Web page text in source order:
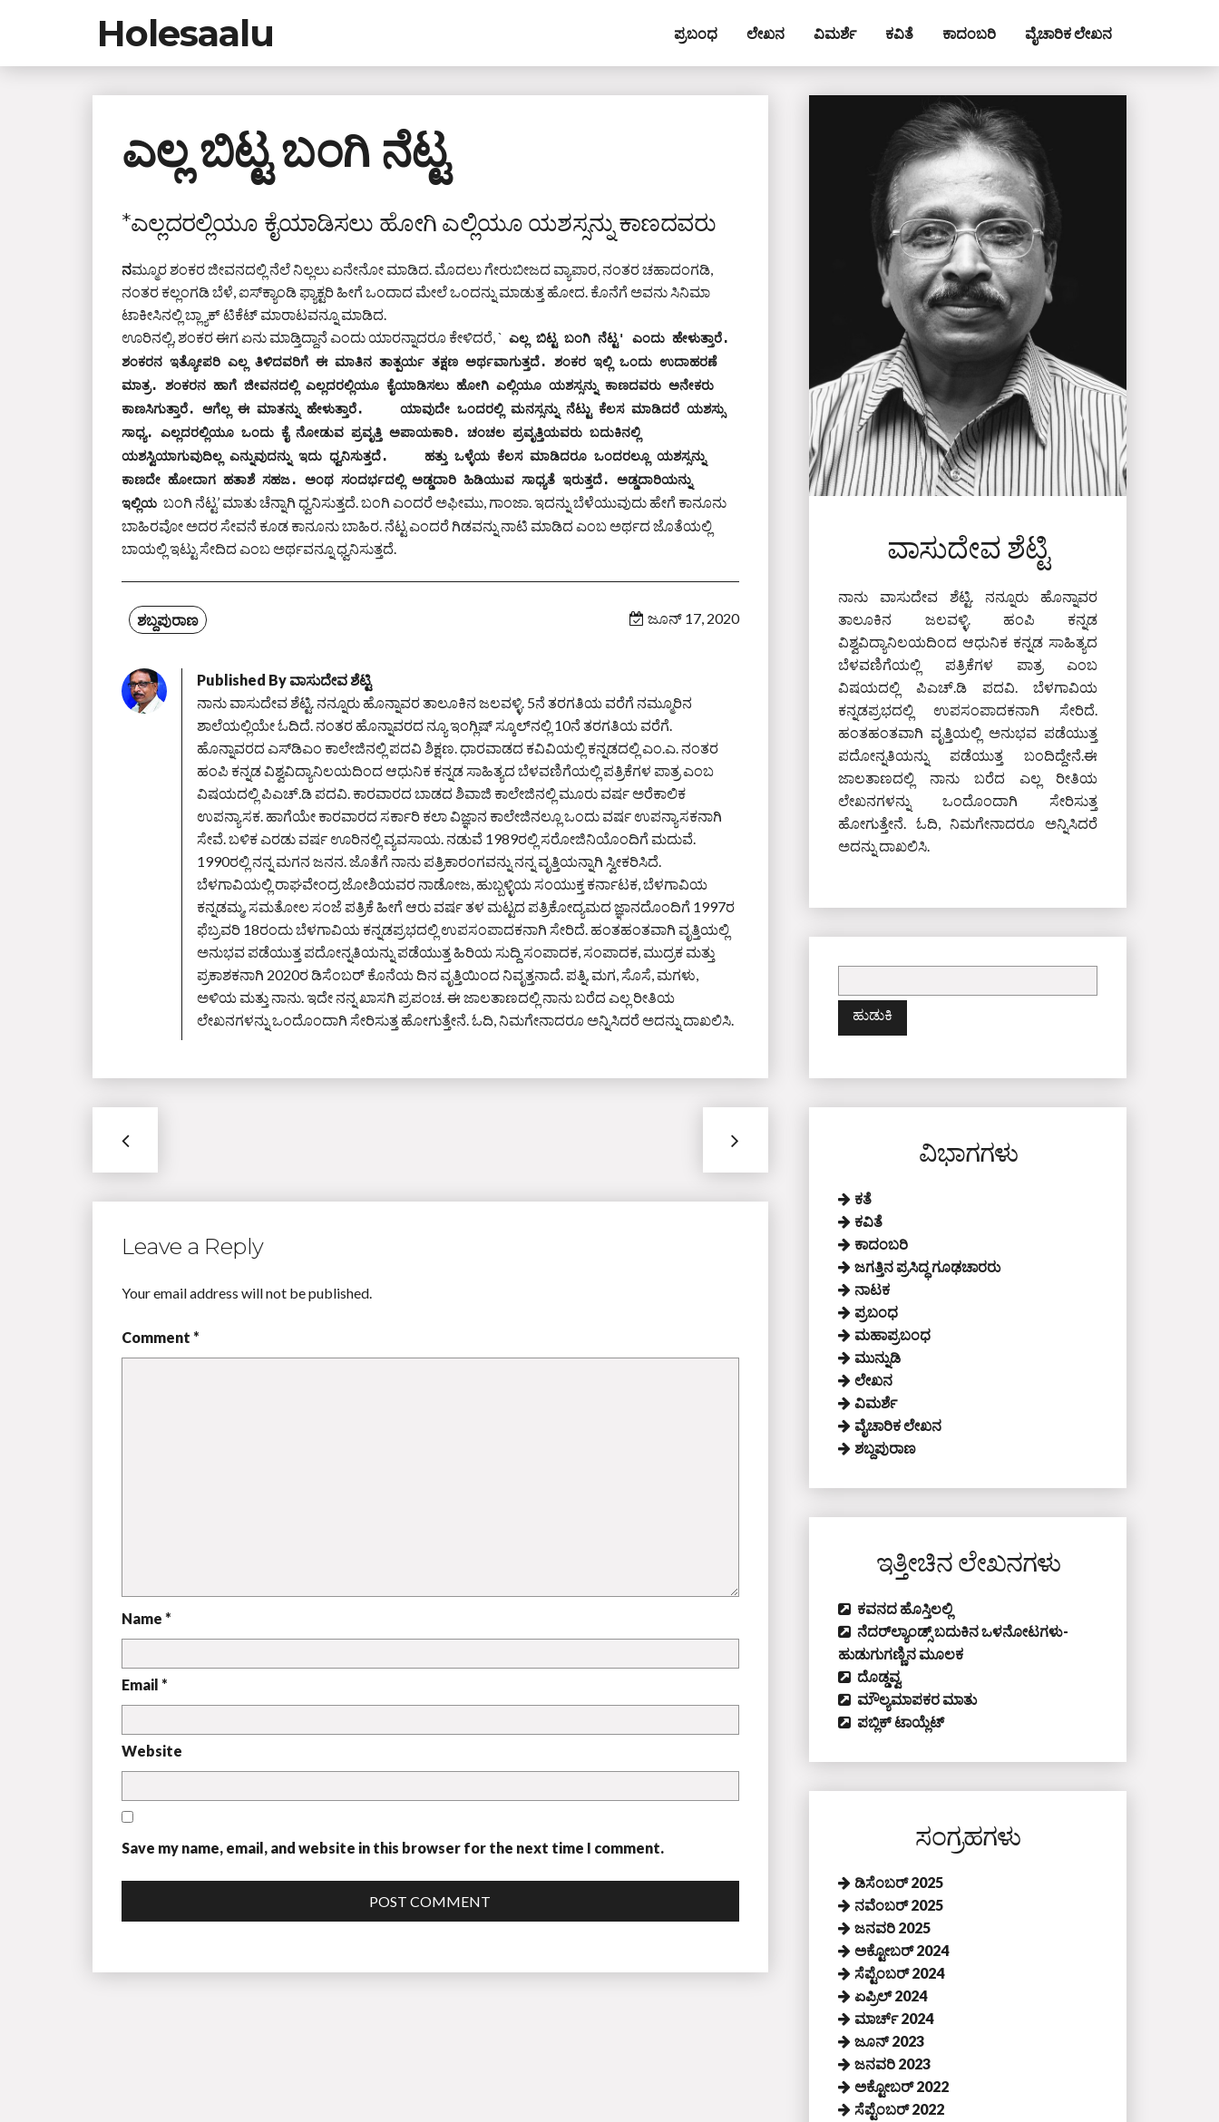
Holesaalu ಪ್ರಬಂಧ ಲೇಖನ ವಿಮರ್ಶೆ ಕವಿತೆ ಕಾದಂಬರಿ ವೈಚಾರಿಕ ಲೇಖನ
ಎಲ್ಲ ಬಿಟ್ಟ ಬಂಗಿ ನೆಟ್ಟ
*ಎಲ್ಲದರಲ್ಲಿಯೂ ಕೈಯಾಡಿಸಲು ಹೋಗಿ ಎಲ್ಲಿಯೂ ಯಶಸ್ಸನ್ನು ಕಾಣದವರು
ನಮ್ಮೂರ ಶಂಕರ ಜೀವನದಲ್ಲಿ ನೆಲೆ ನಿಲ್ಲಲು ಏನೇನೋ ಮಾಡಿದ. ಮೊದಲು ಗೇರುಬೀಜದ ವ್ಯಾಪಾರ, ನಂತರ ಚಹಾದಂಗಡಿ,
ನಂತರ ಕಲ್ಲಂಗಡಿ ಬೆಳೆ, ಐಸ್‌ಕ್ಯಾಂಡಿ ಫ್ಯಾಕ್ಟರಿ ಹೀಗೆ ಒಂದಾದ ಮೇಲೆ ಒಂದನ್ನು ಮಾಡುತ್ತ ಹೋದ. ಕೊನೆಗೆ ಅವನು ಸಿನಿಮಾ
ಟಾಕೀಸಿನಲ್ಲಿ ಬ್ಲ್ಯಾಕ್‌ ಟಿಕೆಟ್‌ ಮಾರಾಟವನ್ನೂ ಮಾಡಿದ.
ಊರಿನಲ್ಲಿ, ಶಂಕರ ಈಗ ಏನು ಮಾಡ್ತಿದ್ದಾನೆ ಎಂದು ಯಾರನ್ನಾದರೂ ಕೇಳಿದರೆ, ` ಎಲ್ಲ ಬಿಟ್ಟ ಬಂಗಿ ನೆಟ್ಟ' ಎಂದು ಹೇಳುತ್ತಾರೆ.
ಶಂಕರನ ಇತ್ಯೋಪರಿ ಎಲ್ಲ ತಿಳಿದವರಿಗೆ ಈ ಮಾತಿನ ತಾತ್ಪರ್ಯ ತಕ್ಷಣ ಅರ್ಥವಾಗುತ್ತದೆ. ಶಂಕರ ಇಲ್ಲಿ ಒಂದು ಉದಾಹರಣೆ
ಮಾತ್ರ. ಶಂಕರನ ಹಾಗೆ ಜೀವನದಲ್ಲಿ ಎಲ್ಲದರಲ್ಲಿಯೂ ಕೈಯಾಡಿಸಲು ಹೋಗಿ ಎಲ್ಲಿಯೂ ಯಶಸ್ಸನ್ನು ಕಾಣದವರು ಅನೇಕರು
ಕಾಣಸಿಗುತ್ತಾರೆ. ಆಗೆಲ್ಲ ಈ ಮಾತನ್ನು ಹೇಳುತ್ತಾರೆ.     ಯಾವುದೇ ಒಂದರಲ್ಲಿ ಮನಸ್ಸನ್ನು ನೆಟ್ಟು ಕೆಲಸ ಮಾಡಿದರೆ ಯಶಸ್ಸು
ಸಾಧ್ಯ. ಎಲ್ಲದರಲ್ಲಿಯೂ ಒಂದು ಕೈ ನೋಡುವ ಪ್ರವೃತ್ತಿ ಅಪಾಯಕಾರಿ. ಚಂಚಲ ಪ್ರವೃತ್ತಿಯವರು ಬದುಕಿನಲ್ಲಿ
ಯಶಸ್ವಿಯಾಗುವುದಿಲ್ಲ ಎನ್ನುವುದನ್ನು ಇದು ಧ್ವನಿಸುತ್ತದೆ.     ಹತ್ತು ಒಳ್ಳೆಯ ಕೆಲಸ ಮಾಡಿದರೂ ಒಂದರಲ್ಲೂ ಯಶಸ್ಸನ್ನು
ಕಾಣದೇ ಹೋದಾಗ ಹತಾಶೆ ಸಹಜ. ಅಂಥ ಸಂದರ್ಭದಲ್ಲಿ ಅಡ್ಡದಾರಿ ಹಿಡಿಯುವ ಸಾಧ್ಯತೆ ಇರುತ್ತದೆ. ಅಡ್ಡದಾರಿಯನ್ನು
ಇಲ್ಲಿಯ ಬಂಗಿ ನೆಟ್ಟ’ ಮಾತು ಚೆನ್ನಾಗಿ ಧ್ವನಿಸುತ್ತದೆ. ಬಂಗಿ ಎಂದರೆ ಅಫೀಮು, ಗಾಂಜಾ. ಇದನ್ನು ಬೆಳೆಯುವುದು ಹೇಗೆ ಕಾನೂನು
ಬಾಹಿರವೋ ಅದರ ಸೇವನೆ ಕೂಡ ಕಾನೂನು ಬಾಹಿರ. ನೆಟ್ಟ ಎಂದರೆ ಗಿಡವನ್ನು ನಾಟಿ ಮಾಡಿದ ಎಂಬ ಅರ್ಥದ ಜೊತೆಯಲ್ಲಿ
ಬಾಯಲ್ಲಿ ಇಟ್ಟು ಸೇದಿದ ಎಂಬ ಅರ್ಥವನ್ನೂ ಧ್ವನಿಸುತ್ತದೆ.
ಶಬ್ದಪುರಾಣ ಜೂನ್ 17, 2020
Published By ವಾಸುದೇವ ಶೆಟ್ಟಿ
ನಾನು ವಾಸುದೇವ ಶೆಟ್ಟಿ. ನನ್ನೂರು ಹೊನ್ನಾವರ ತಾಲೂಕಿನ ಜಲವಳ್ಳಿ. 5ನೆ ತರಗತಿಯ ವರೆಗೆ ನಮ್ಮೂರಿನ
ಶಾಲೆಯಲ್ಲಿಯೇ ಓದಿದೆ. ನಂತರ ಹೊನ್ನಾವರದ ನ್ಯೂ ಇಂಗ್ಲಿಷ್ ಸ್ಕೂಲ್‌ನಲ್ಲಿ 10ನೆ ತರಗತಿಯ ವರೆಗೆ.
ಹೊನ್ನಾವರದ ಎಸ್‌ಡಿಎಂ ಕಾಲೇಜಿನಲ್ಲಿ ಪದವಿ ಶಿಕ್ಷಣ. ಧಾರವಾಡದ ಕವಿವಿಯಲ್ಲಿ ಕನ್ನಡದಲ್ಲಿ ಎಂ.ಎ. ನಂತರ
ಹಂಪಿ ಕನ್ನಡ ವಿಶ್ವವಿದ್ಯಾನಿಲಯದಿಂದ ಆಧುನಿಕ ಕನ್ನಡ ಸಾಹಿತ್ಯದ ಬೆಳವಣಿಗೆಯಲ್ಲಿ ಪತ್ರಿಕೆಗಳ ಪಾತ್ರ ಎಂಬ
ವಿಷಯದಲ್ಲಿ ಪಿಎಚ್‌.ಡಿ ಪದವಿ. ಕಾರವಾರದ ಬಾಡದ ಶಿವಾಜಿ ಕಾಲೇಜಿನಲ್ಲಿ ಮೂರು ವರ್ಷ ಅರೆಕಾಲಿಕ
ಉಪನ್ಯಾಸಕ. ಹಾಗೆಯೇ ಕಾರವಾರದ ಸರ್ಕಾರಿ ಕಲಾ ವಿಜ್ಞಾನ ಕಾಲೇಜಿನಲ್ಲೂ ಒಂದು ವರ್ಷ ಉಪನ್ಯಾಸಕನಾಗಿ
ಸೇವೆ. ಬಳಿಕ ಎರಡು ವರ್ಷ ಊರಿನಲ್ಲಿ ವ್ಯವಸಾಯ. ನಡುವೆ 1989ರಲ್ಲಿ ಸರೋಜಿನಿಯೊಂದಿಗೆ ಮದುವೆ.
1990ರಲ್ಲಿ ನನ್ನ ಮಗನ ಜನನ. ಜೊತೆಗೆ ನಾನು ಪತ್ರಿಕಾರಂಗವನ್ನು ನನ್ನ ವೃತ್ತಿಯನ್ನಾಗಿ ಸ್ವೀಕರಿಸಿದೆ.
ಬೆಳಗಾವಿಯಲ್ಲಿ ರಾಘವೇಂದ್ರ ಜೋಶಿಯವರ ನಾಡೋಜ, ಹುಬ್ಬಳ್ಳಿಯ ಸಂಯುಕ್ತ ಕರ್ನಾಟಕ, ಬೆಳಗಾವಿಯ
ಕನ್ನಡಮ್ಮ, ಸಮತೋಲ ಸಂಜೆ ಪತ್ರಿಕೆ ಹೀಗೆ ಆರು ವರ್ಷ ತಳ ಮಟ್ಟದ ಪತ್ರಿಕೋದ್ಯಮದ ಜ್ಞಾನದೊಂದಿಗೆ 1997ರ
ಫೆಬ್ರವರಿ 18ರಂದು ಬೆಳಗಾವಿಯ ಕನ್ನಡಪ್ರಭದಲ್ಲಿ ಉಪಸಂಪಾದಕನಾಗಿ ಸೇರಿದೆ. ಹಂತಹಂತವಾಗಿ ವೃತ್ತಿಯಲ್ಲಿ
ಅನುಭವ ಪಡೆಯುತ್ತ ಪದೋನ್ನತಿಯನ್ನು ಪಡೆಯುತ್ತ ಹಿರಿಯ ಸುದ್ದಿ ಸಂಪಾದಕ, ಸಂಪಾದಕ, ಮುದ್ರಕ ಮತ್ತು
ಪ್ರಕಾಶಕನಾಗಿ 2020ರ ಡಿಸೆಂಬರ್‌ ಕೊನೆಯ ದಿನ ವೃತ್ತಿಯಿಂದ ನಿವೃತ್ತನಾದೆ. ಪತ್ನಿ, ಮಗ, ಸೊಸೆ, ಮಗಳು,
ಅಳಿಯ ಮತ್ತು ನಾನು. ಇದೇ ನನ್ನ ಖಾಸಗಿ ಪ್ರಪಂಚ. ಈ ಜಾಲತಾಣದಲ್ಲಿ ನಾನು ಬರೆದ ಎಲ್ಲ ರೀತಿಯ
ಲೇಖನಗಳನ್ನು ಒಂದೊಂದಾಗಿ ಸೇರಿಸುತ್ತ ಹೋಗುತ್ತೇನೆ. ಓದಿ, ನಿಮಗೇನಾದರೂ ಅನ್ನಿಸಿದರೆ ಅದನ್ನು ದಾಖಲಿಸಿ.
Leave a Reply
Your email address will not be published.
Comment *
Name *
Email *
Website
Save my name, email, and website in this browser for the next time I comment.
POST COMMENT
ವಾಸುದೇವ ಶೆಟ್ಟಿ
ನಾನು ವಾಸುದೇವ ಶೆಟ್ಟಿ. ನನ್ನೂರು ಹೊನ್ನಾವರ
ತಾಲೂಕಿನ ಜಲವಳ್ಳಿ. ಹಂಪಿ ಕನ್ನಡ
ವಿಶ್ವವಿದ್ಯಾನಿಲಯದಿಂದ ಆಧುನಿಕ ಕನ್ನಡ ಸಾಹಿತ್ಯದ
ಬೆಳವಣಿಗೆಯಲ್ಲಿ ಪತ್ರಿಕೆಗಳ ಪಾತ್ರ ಎಂಬ
ವಿಷಯದಲ್ಲಿ ಪಿಎಚ್‌.ಡಿ ಪದವಿ. ಬೆಳಗಾವಿಯ
ಕನ್ನಡಪ್ರಭದಲ್ಲಿ ಉಪಸಂಪಾದಕನಾಗಿ ಸೇರಿದೆ.
ಹಂತಹಂತವಾಗಿ ವೃತ್ತಿಯಲ್ಲಿ ಅನುಭವ ಪಡೆಯುತ್ತ
ಪದೋನ್ನತಿಯನ್ನು ಪಡೆಯುತ್ತ ಬಂದಿದ್ದೇನೆ.ಈ
ಜಾಲತಾಣದಲ್ಲಿ ನಾನು ಬರೆದ ಎಲ್ಲ ರೀತಿಯ
ಲೇಖನಗಳನ್ನು ಒಂದೊಂದಾಗಿ ಸೇರಿಸುತ್ತ
ಹೋಗುತ್ತೇನೆ. ಓದಿ, ನಿಮಗೇನಾದರೂ ಅನ್ನಿಸಿದರೆ
ಅದನ್ನು ದಾಖಲಿಸಿ.
ಹುಡುಕಿ:
ವಿಭಾಗಗಳು
ಕತೆ
ಕವಿತೆ
ಕಾದಂಬರಿ
ಜಗತ್ತಿನ ಪ್ರಸಿದ್ಧ ಗೂಢಚಾರರು
ನಾಟಕ
ಪ್ರಬಂಧ
ಮಹಾಪ್ರಬಂಧ
ಮುನ್ನುಡಿ
ಲೇಖನ
ವಿಮರ್ಶೆ
ವೈಚಾರಿಕ ಲೇಖನ
ಶಬ್ದಪುರಾಣ
ಇತ್ತೀಚಿನ ಲೇಖನಗಳು
ಕವನದ ಹೊಸ್ತಿಲಲ್ಲಿ
ನೆದರ್‌ಲ್ಯಾಂಡ್ಸ್‌ ಬದುಕಿನ ಒಳನೋಟಗಳು-
ಹುಡುಗುಗಣ್ಣಿನ ಮೂಲಕ
ದೊಡ್ಡವ್ವ
ಮೌಲ್ಯಮಾಪಕರ ಮಾತು
ಪಬ್ಲಿಕ್‌ ಟಾಯ್ಲೆಟ್‌
ಸಂಗ್ರಹಗಳು
ಡಿಸೆಂಬರ್ 2025
ನವೆಂಬರ್ 2025
ಜನವರಿ 2025
ಅಕ್ಟೋಬರ್ 2024
ಸೆಪ್ಟೆಂಬರ್ 2024
ಏಪ್ರಿಲ್ 2024
ಮಾರ್ಚ್ 2024
ಜೂನ್ 2023
ಜನವರಿ 2023
ಅಕ್ಟೋಬರ್ 2022
ಸೆಪ್ಟೆಂಬರ್ 2022